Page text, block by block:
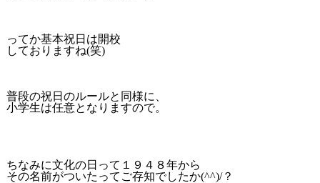
ってか基本祝日は開校
しておりますね(笑)
普段の祝日のルールと同様に、
小学生は任意となりますので。
ちなみに文化の日って１９４８年から
その名前がついたってご存知でしたか(^^)/？